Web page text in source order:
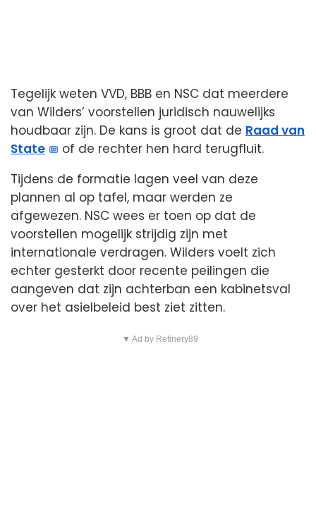
Tegelijk weten VVD, BBB en NSC dat meerdere
van Wilders’ voorstellen juridisch nauwelijks
houdbaar zijn. De kans is groot dat de Raad van
State
of de rechter hen hard terugfluit.
Tijdens de formatie lagen veel van deze
plannen al op tafel, maar werden ze
afgewezen. NSC wees er toen op dat de
voorstellen mogelijk strijdig zijn met
internationale verdragen. Wilders voelt zich
echter gesterkt door recente peilingen die
aangeven dat zijn achterban een kabinetsval
over het asielbeleid best ziet zitten.
▼ Ad by Refinery89